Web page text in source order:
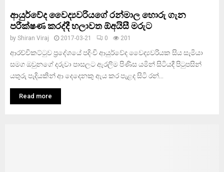
ආයුර්වේද වෛද්‍යවරියගේ රන්මාල හොරු ගැන
පරීක්ෂණ කරද්දී හලාවත ඕඅයිසී මරුට
by Shiran Viraj 2017-03-21 0 201
ආරච්චිකට්ටුව ප්‍රදේශයේ පදිංචි ආයුර්වේද වෛද්‍යවරියක සිය සැමියා
සමග ඔවුනගේ දරුවා පාසලට ඇරලිම පිණිස යමින් සිටියදී පිටුපසින්
යතුරු පැදියකින් ආ දෙදෙනකු ඇය කර පැළද සිටි රන්...
Read more